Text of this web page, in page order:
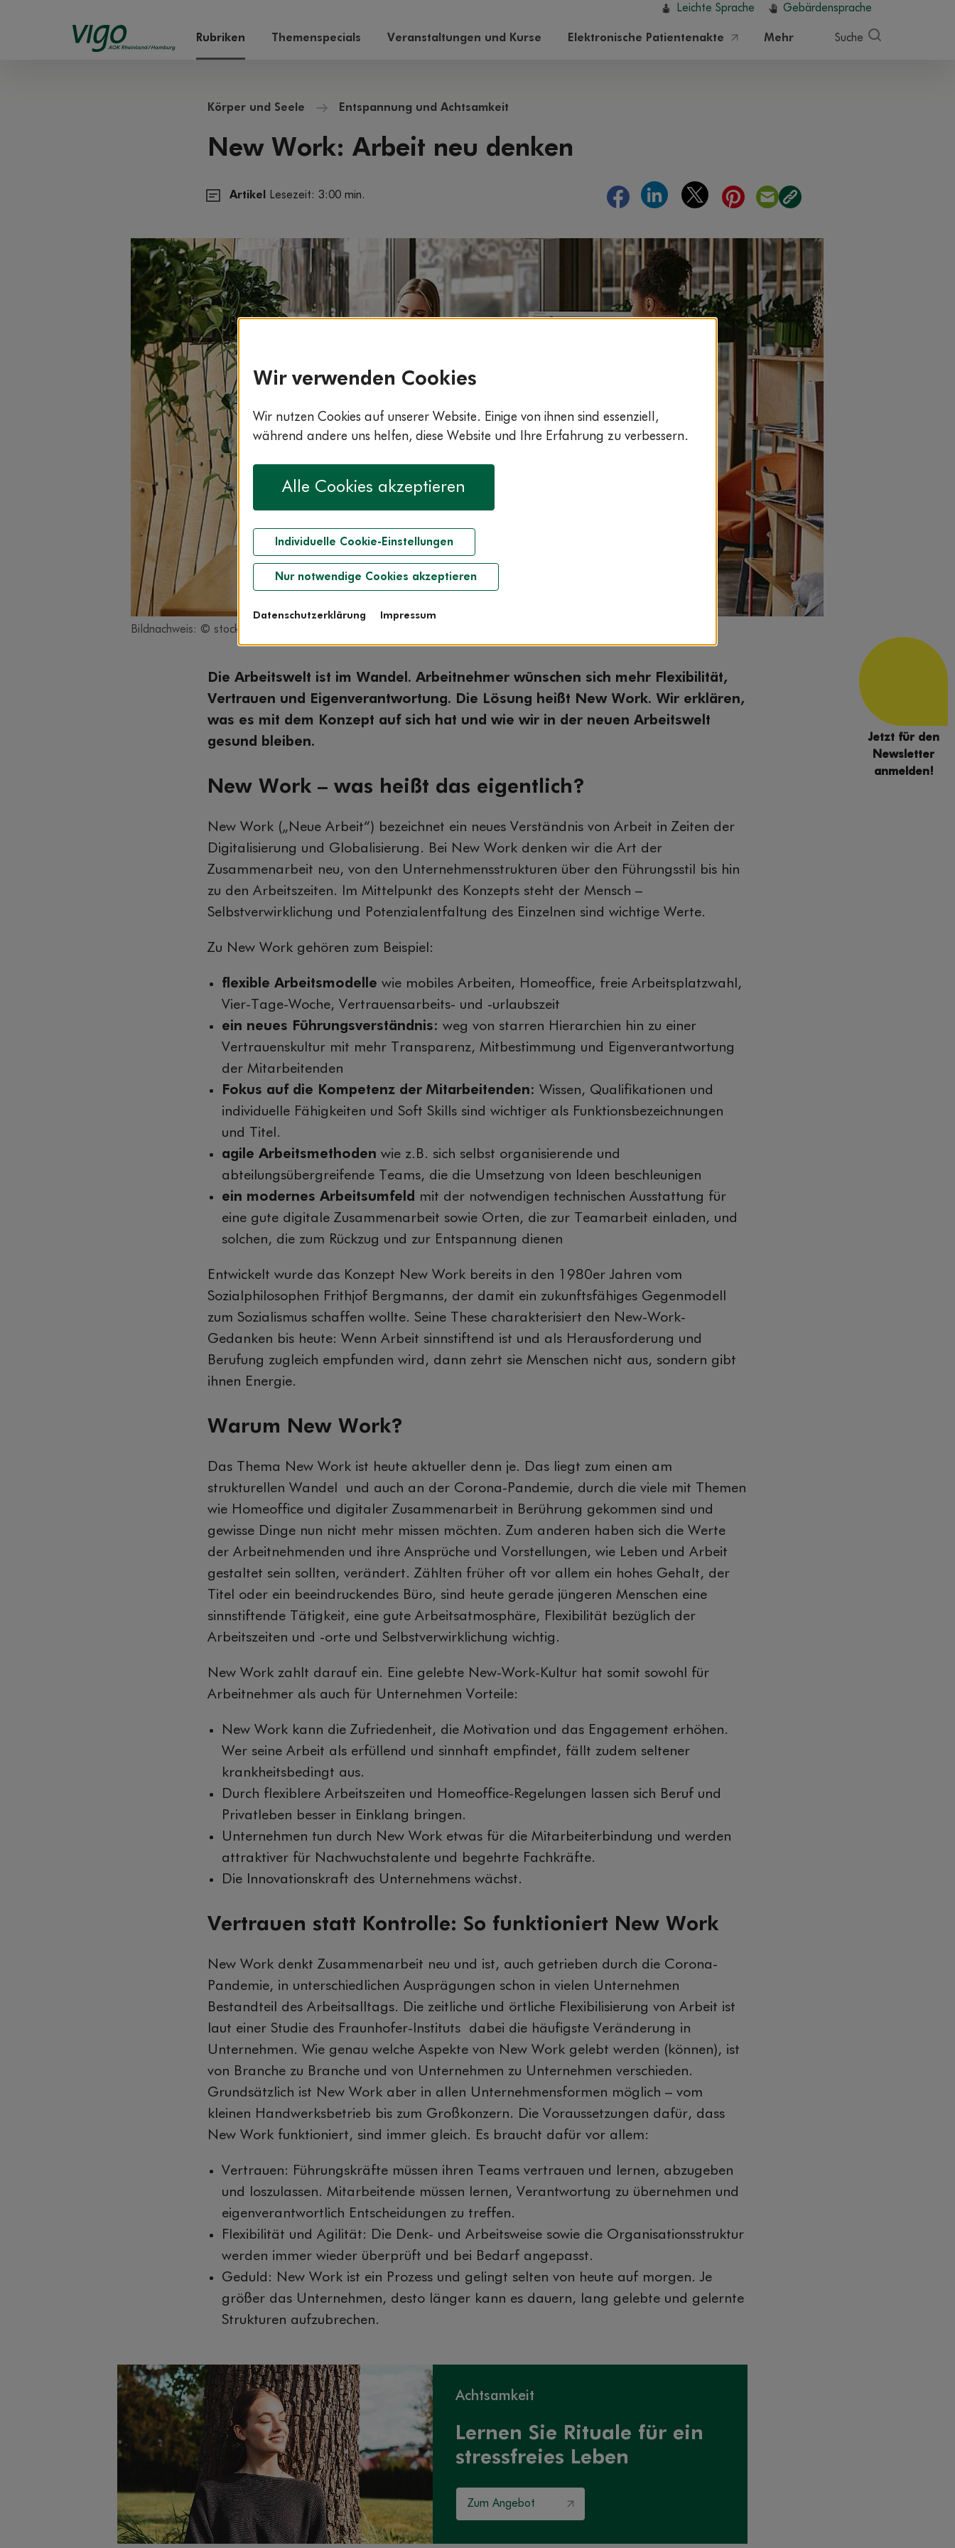
Leichte Sprache Gebärdensprache
Rubriken Themenspecials Veranstaltungen und Kurse Elektronische Patientenakte Mehr Suche
Körper und Seele Entspannung und Achtsamkeit
New Work: Arbeit neu denken
Artikel Lesezeit: 3:00 min.
Bildnachweis: © stock.adobe.com / Friends Stock
Die Arbeitswelt ist im Wandel. Arbeitnehmer wünschen sich mehr Flexibilität,
Vertrauen und Eigenverantwortung. Die Lösung heißt New Work. Wir erklären,
was es mit dem Konzept auf sich hat und wie wir in der neuen Arbeitswelt
gesund bleiben.
New Work – was heißt das eigentlich?
New Work („Neue Arbeit“) bezeichnet ein neues Verständnis von Arbeit in Zeiten der
Digitalisierung und Globalisierung. Bei New Work denken wir die Art der
Zusammenarbeit neu, von den Unternehmensstrukturen über den Führungsstil bis hin
zu den Arbeitszeiten. Im Mittelpunkt des Konzepts steht der Mensch –
Selbstverwirklichung und Potenzialentfaltung des Einzelnen sind wichtige Werte.
Zu New Work gehören zum Beispiel:
flexible Arbeitsmodelle wie mobiles Arbeiten, Homeoffice, freie Arbeitsplatzwahl,
Vier-Tage-Woche, Vertrauensarbeits- und -urlaubszeit
ein neues Führungsverständnis: weg von starren Hierarchien hin zu einer
Vertrauenskultur mit mehr Transparenz, Mitbestimmung und Eigenverantwortung
der Mitarbeitenden
Fokus auf die Kompetenz der Mitarbeitenden: Wissen, Qualifikationen und
individuelle Fähigkeiten und Soft Skills sind wichtiger als Funktionsbezeichnungen
und Titel.
agile Arbeitsmethoden wie z.B. sich selbst organisierende und
abteilungsübergreifende Teams, die die Umsetzung von Ideen beschleunigen
ein modernes Arbeitsumfeld mit der notwendigen technischen Ausstattung für
eine gute digitale Zusammenarbeit sowie Orten, die zur Teamarbeit einladen, und
solchen, die zum Rückzug und zur Entspannung dienen
Entwickelt wurde das Konzept New Work bereits in den 1980er Jahren vom
Sozialphilosophen Frithjof Bergmanns, der damit ein zukunftsfähiges Gegenmodell
zum Sozialismus schaffen wollte. Seine These charakterisiert den New-Work-
Gedanken bis heute: Wenn Arbeit sinnstiftend ist und als Herausforderung und
Berufung zugleich empfunden wird, dann zehrt sie Menschen nicht aus, sondern gibt
ihnen Energie.
Warum New Work?
Das Thema New Work ist heute aktueller denn je. Das liegt zum einen am
strukturellen Wandel und auch an der Corona-Pandemie, durch die viele mit Themen
wie Homeoffice und digitaler Zusammenarbeit in Berührung gekommen sind und
gewisse Dinge nun nicht mehr missen möchten. Zum anderen haben sich die Werte
der Arbeitnehmenden und ihre Ansprüche und Vorstellungen, wie Leben und Arbeit
gestaltet sein sollten, verändert. Zählten früher oft vor allem ein hohes Gehalt, der
Titel oder ein beeindruckendes Büro, sind heute gerade jüngeren Menschen eine
sinnstiftende Tätigkeit, eine gute Arbeitsatmosphäre, Flexibilität bezüglich der
Arbeitszeiten und -orte und Selbstverwirklichung wichtig.
New Work zahlt darauf ein. Eine gelebte New-Work-Kultur hat somit sowohl für
Arbeitnehmer als auch für Unternehmen Vorteile:
New Work kann die Zufriedenheit, die Motivation und das Engagement erhöhen.
Wer seine Arbeit als erfüllend und sinnhaft empfindet, fällt zudem seltener
krankheitsbedingt aus.
Durch flexiblere Arbeitszeiten und Homeoffice-Regelungen lassen sich Beruf und
Privatleben besser in Einklang bringen.
Unternehmen tun durch New Work etwas für die Mitarbeiterbindung und werden
attraktiver für Nachwuchstalente und begehrte Fachkräfte.
Die Innovationskraft des Unternehmens wächst.
Vertrauen statt Kontrolle: So funktioniert New Work
New Work denkt Zusammenarbeit neu und ist, auch getrieben durch die Corona-
Pandemie, in unterschiedlichen Ausprägungen schon in vielen Unternehmen
Bestandteil des Arbeitsalltags. Die zeitliche und örtliche Flexibilisierung von Arbeit ist
laut einer Studie des Fraunhofer-Instituts dabei die häufigste Veränderung in
Unternehmen. Wie genau welche Aspekte von New Work gelebt werden (können), ist
von Branche zu Branche und von Unternehmen zu Unternehmen verschieden.
Grundsätzlich ist New Work aber in allen Unternehmensformen möglich – vom
kleinen Handwerksbetrieb bis zum Großkonzern. Die Voraussetzungen dafür, dass
New Work funktioniert, sind immer gleich. Es braucht dafür vor allem:
Vertrauen: Führungskräfte müssen ihren Teams vertrauen und lernen, abzugeben
und loszulassen. Mitarbeitende müssen lernen, Verantwortung zu übernehmen und
eigenverantwortlich Entscheidungen zu treffen.
Flexibilität und Agilität: Die Denk- und Arbeitsweise sowie die Organisationsstruktur
werden immer wieder überprüft und bei Bedarf angepasst.
Geduld: New Work ist ein Prozess und gelingt selten von heute auf morgen. Je
größer das Unternehmen, desto länger kann es dauern, lang gelebte und gelernte
Strukturen aufzubrechen.
Achtsamkeit
Lernen Sie Rituale für ein
stressfreies Leben
Zum Angebot
Jetzt für den
Newsletter
anmelden!
Wir verwenden Cookies
Wir nutzen Cookies auf unserer Website. Einige von ihnen sind essenziell,
während andere uns helfen, diese Website und Ihre Erfahrung zu verbessern.
Alle Cookies akzeptieren
Individuelle Cookie-Einstellungen
Nur notwendige Cookies akzeptieren
Datenschutzerklärung Impressum